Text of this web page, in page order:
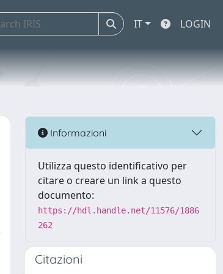
IT LOGIN
Informazioni
Utilizza questo identificativo per
citare o creare un link a questo
documento:
https://hdl.handle.net/11576/1886
262
Citazioni